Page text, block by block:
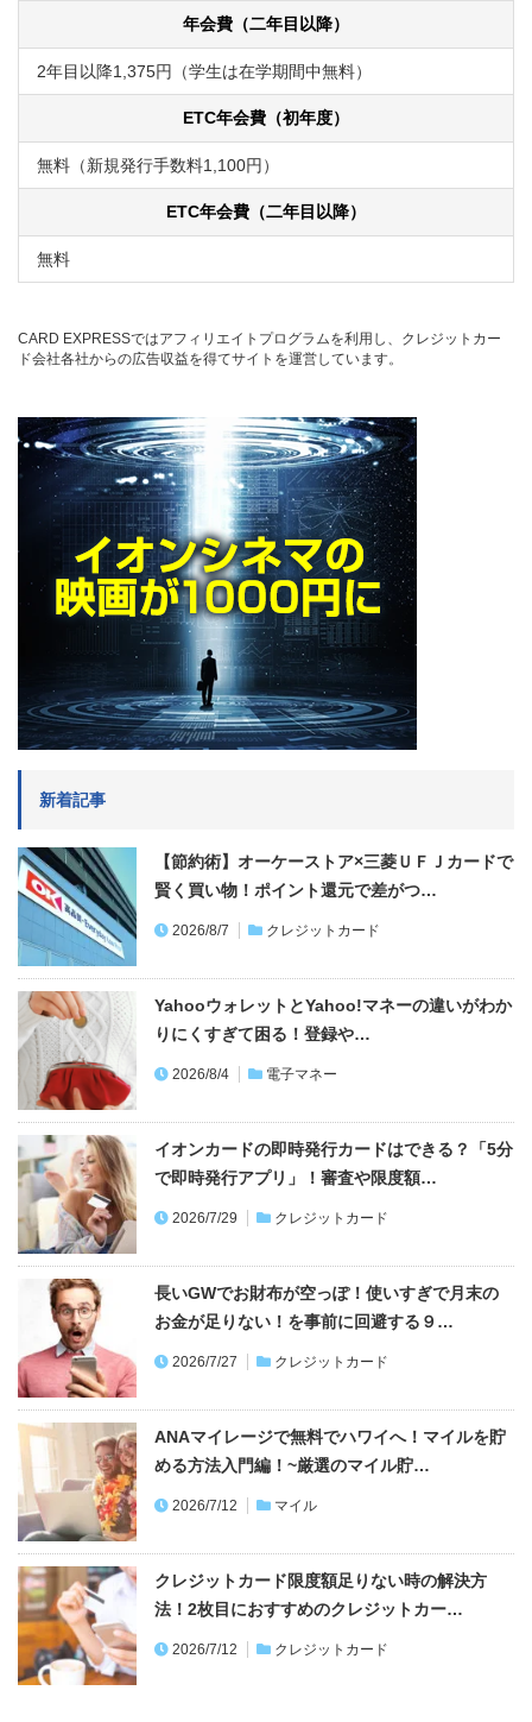
年会費（二年目以降）
2年目以降1,375円（学生は在学期間中無料）
ETC年会費（初年度）
無料（新規発行手数料1,100円）
ETC年会費（二年目以降）
無料
CARD EXPRESSではアフィリエイトプログラムを利用し、クレジットカー
ド会社各社からの広告収益を得てサイトを運営しています。
新着記事
【節約術】オーケーストア×三菱ＵＦＪカードで
賢く買い物！ポイント還元で差がつ…
2026/8/7 クレジットカード
YahooウォレットとYahoo!マネーの違いがわか
りにくすぎて困る！登録や…
2026/8/4 電子マネー
イオンカードの即時発行カードはできる？「5分
で即時発行アプリ」！審査や限度額…
2026/7/29 クレジットカード
長いGWでお財布が空っぽ！使いすぎで月末の
お金が足りない！を事前に回避する９…
2026/7/27 クレジットカード
ANAマイレージで無料でハワイへ！マイルを貯
める方法入門編！~厳選のマイル貯…
2026/7/12 マイル
クレジットカード限度額足りない時の解決方
法！2枚目におすすめのクレジットカー…
2026/7/12 クレジットカード